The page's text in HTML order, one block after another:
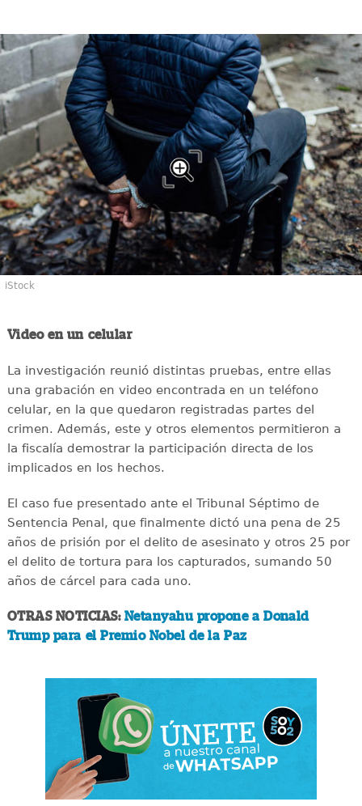
iStock
Video en un celular
La investigación reunió distintas pruebas, entre ellas
una grabación en video encontrada en un teléfono
celular, en la que quedaron registradas partes del
crimen. Además, este y otros elementos permitieron a
la fiscalía demostrar la participación directa de los
implicados en los hechos.
El caso fue presentado ante el Tribunal Séptimo de
Sentencia Penal, que finalmente dictó una pena de 25
años de prisión por el delito de asesinato y otros 25 por
el delito de tortura para los capturados, sumando 50
años de cárcel para cada uno.
OTRAS NOTICIAS: Netanyahu propone a Donald
Trump para el Premio Nobel de la Paz